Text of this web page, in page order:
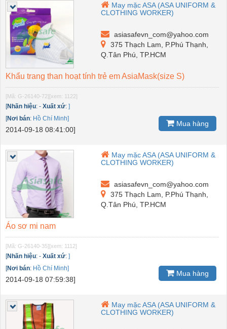
May mặc ASA (ASA UNIFORM &
CLOTHING WORKER)
asiasafevn_com@yahoo.com
375 Thạch Lam, P.Phú Thạnh,
Q.Tân Phú, TP.HCM
Khẩu trang than hoạt tính trẻ em AsiaMask(size S)
[Mã: G-26140-72][xem: 1122]
[Nhãn hiệu: - Xuất xứ: ]
[Nơi bán: Hồ Chí Minh]
2014-09-18 08:41:00]
Mua hàng
May mặc ASA (ASA UNIFORM &
CLOTHING WORKER)
asiasafevn_com@yahoo.com
375 Thạch Lam, P.Phú Thạnh,
Q.Tân Phú, TP.HCM
Áo sơ mi nam
[Mã: G-26140-35][xem: 1112]
[Nhãn hiệu: - Xuất xứ: ]
[Nơi bán: Hồ Chí Minh]
2014-09-18 07:59:38]
Mua hàng
May mặc ASA (ASA UNIFORM &
CLOTHING WORKER)